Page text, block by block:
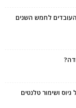
לחמש השנים